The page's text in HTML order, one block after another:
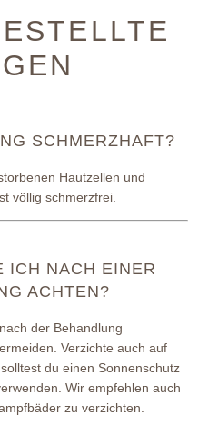
SCHMERZHAFT?
Hautzellen und
völlig schmerzfrei.
ICH NACH EINER
ACHTEN?
der Behandlung
Verzichte auch auf
du einen Sonnenschutz
Wir empfehlen auch
zu verzichten.